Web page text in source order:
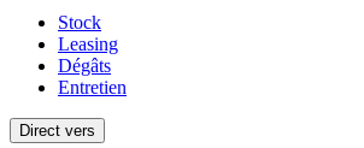
Stock
Leasing
Dégâts
Entretien
Direct vers